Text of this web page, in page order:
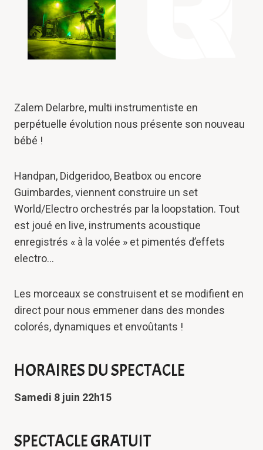
Zalem Delarbre, multi instrumentiste en
perpétuelle évolution nous présente son nouveau
bébé !
Handpan, Didgeridoo, Beatbox ou encore
Guimbardes, viennent construire un set
World/Electro orchestrés par la loopstation. Tout
est joué en live, instruments acoustique
enregistrés « à la volée » et pimentés d’effets
electro…
Les morceaux se construisent et se modifient en
direct pour nous emmener dans des mondes
colorés, dynamiques et envoûtants !
HORAIRES DU SPECTACLE
Samedi 8 juin 22h15
SPECTACLE GRATUIT